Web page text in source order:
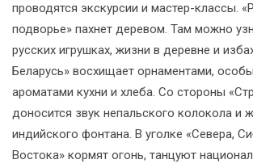
проводятся экскурсии и мастер-классы.
подворье» пахнет деревом. Там можно
русских игрушках, жизни в деревне и
Беларусь» восхищает орнаментами,
ароматами кухни и хлеба. Со стороны
доносится звук непальского колокола и
индийского фонтана. В уголке «Севера,
Востока» кормят огонь, танцуют